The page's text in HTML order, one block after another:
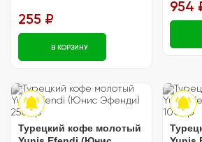
255 ₽
В КОРЗИНУ
954
Турецкий кофе молотый